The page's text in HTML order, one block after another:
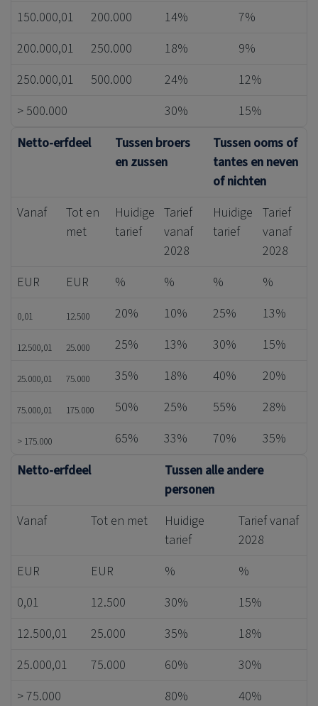
150.000,01
200.000 14%
7%
200.000,01
250.000 18%
9%
250.000,01
500.000 24%
12%
> 500.000
30%
15%
Netto-erfdeel
Tussen broers
en zussen
Tussen ooms of
tantes en neven
of nichten
Vanaf
Tot en
met
Huidige
tarief
Tarief
vanaf
2028
Huidige
tarief
Tarief
vanaf
2028
EUR
EUR % % % %
0,01 12.500 20% 10% 25% 13%
12.500,01 25.000 25% 13% 30% 15%
25.000,01 75.000 35% 18% 40% 20%
75.000,01 175.000 50% 25% 55% 28%
> 175.000 65% 33% 70%
35%
Netto-erfdeel
Tussen alle andere
personen
Vanaf
Tot en met
Huidige
tarief
Tarief vanaf
2028
EUR
EUR %
%
0,01
12.500 30%
15%
12.500,01
25.000 35%
18%
25.000,01
75.000 60%
30%
> 75.000
80% 40%